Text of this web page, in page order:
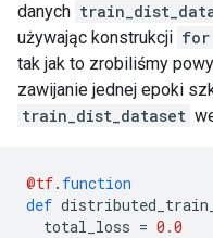
danych
używając konstrukcji
tak jak to zrobiliśmy
zawijanie jednej epoki
train_dist_dataset
@tf. function
def
total_loss = 0.0